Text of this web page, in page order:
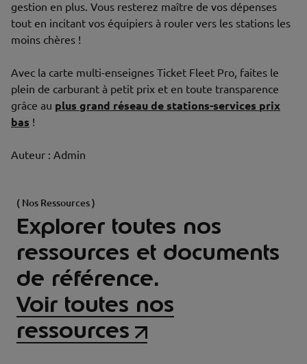
gestion en plus. Vous resterez maître de vos dépenses
tout en incitant vos équipiers à rouler vers les stations les
moins chères !
Avec la carte multi-enseignes Ticket Fleet Pro, faites le
plein de carburant à petit prix et en toute transparence
grâce au plus grand réseau de stations-services prix
bas !
Auteur : Admin
( Nos Ressources )
Explorer toutes nos
ressources et documents
de référence.
Voir toutes nos
ressources